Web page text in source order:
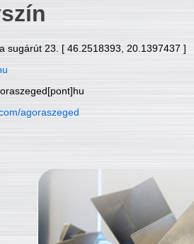
sugárút 23. [ 46.2518393, 20.1397437 ]
agoraszeged